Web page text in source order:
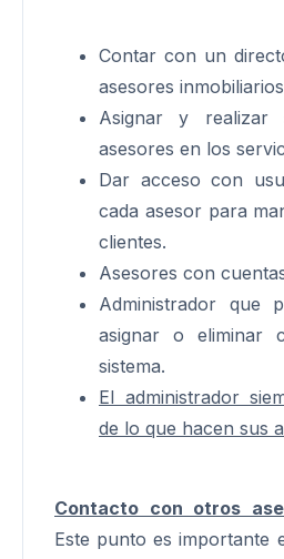
Contar con un
asesores
Asignar y realizar
asesores en los
Dar acceso con
cada asesor para
clientes.
Asesores con
Administrador que
asignar o eliminar
sistema.
El administrador
de lo que hacen sus
Contacto con otros
Este punto es importante